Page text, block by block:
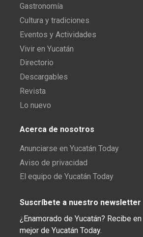
Gastronomía
Cultura y tradiciones
Eventos y Actividades
Vivir en Yucatán
Directorio
Descargables
Revista
Lo nuevo
Acerca de nosotros
Anunciarse en Yucatán Today
Aviso de privacidad
El equipo de Yucatán Today
Suscríbete a nuestro newsletter
¿Enamorado de Yucatán? Recibe
mejor de Yucatán Today.